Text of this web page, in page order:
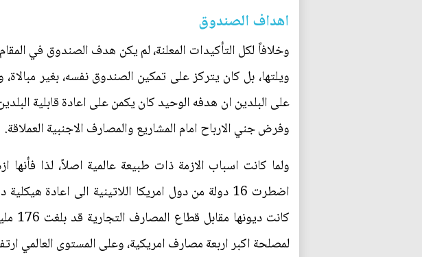
اهداف الصندوق
وخلافاً لكل التأكيدات المعلنة، لم يكن هدف الصندوق في
ويلتها، بل كان يتركز على تمكين الصندوق نفسه، بغير مبالاة،
على البلدين ان هدفه الوحيد كان يكمن على اعادة قابلية
وفرض جني الارباح امام المشاريع والمصارف الاجنبية العملاقة.
اضطرت 16 دولة من دول امريكا اللاتينية الى اعادة
لمصلحة اكبر اربعة مصارف امريكية، وعلى المستوى العالمي ارتفعت ديون